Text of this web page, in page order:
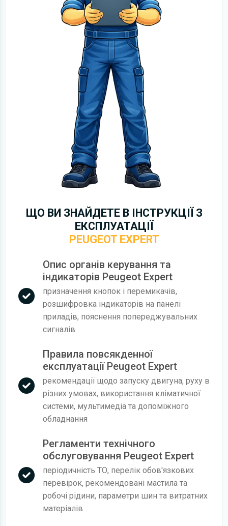
ЩО ВИ ЗНАЙДЕТЕ В ІНСТРУКЦІЇ З
ЕКСПЛУАТАЦІЇ
PEUGEOT EXPERT
Опис органів керування та
індикаторів Peugeot Expert
призначення кнопок і перемикачів,
розшифровка індикаторів на панелі
приладів, пояснення попереджувальних
сигналів
Правила повсякденної
експлуатації Peugeot Expert
рекомендації щодо запуску двигуна, руху в
різних умовах, використання кліматичної
системи, мультимедіа та допоміжного
обладнання
Регламенти технічного
обслуговування Peugeot Expert
періодичність ТО, перелік обов'язкових
перевірок, рекомендовані мастила та
робочі рідини, параметри шин та витратних
матеріалів